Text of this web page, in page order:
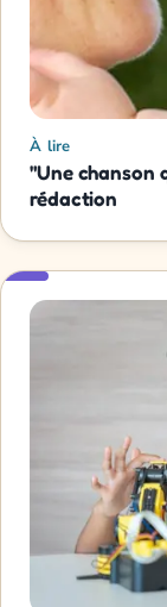
À lire
"Une chanson
rédaction